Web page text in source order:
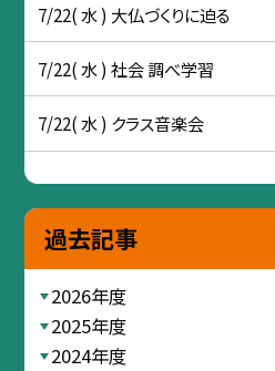
7/22( 水 ) 大仏づくりに迫る
7/22( 水 ) 社会 調べ学習
7/22( 水 ) クラス音楽会
過去記事
2026年度
2025年度
2024年度